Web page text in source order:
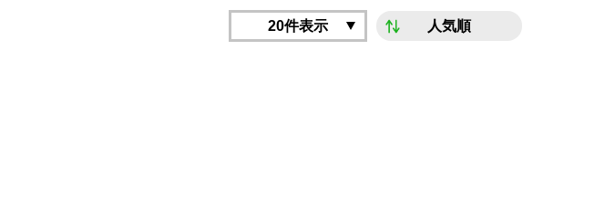
20件表示 人気順